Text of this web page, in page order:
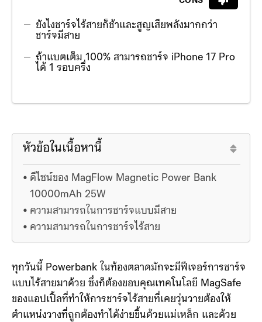
ยังไงชาร์จไร้สายก็ช้าและสูญเสียพลังมากกว่า
ชาร์จมีสาย
ถ้าแบตเต็ม 100% สามารถชาร์จ iPhone 17 Pro
ได้ 1 รอบครึ่ง
หัวข้อในเนื้อหานี้
ดีไซน์ของ MagFlow Magnetic Power Bank
10000mAh 25W
ความสามารถในการชาร์จแบบมีสาย
ความสามารถในการชาร์จไร้สาย
ทุกวันนี้ Powerbank ในท้องตลาดมักจะมีฟีเจอร์การชาร์จ
แบบไร้สายมาด้วย ซึ่งก็ต้องขอบคุณเทคโนโลยี MagSafe
ของแอปเปิ้ลที่ทำให้การชาร์จไร้สายที่เคยวุ่นวายต้องให้
ตำแหน่งวางที่ถูกต้องทำได้ง่ายขึ้นด้วยแม่เหล็ก และด้วย